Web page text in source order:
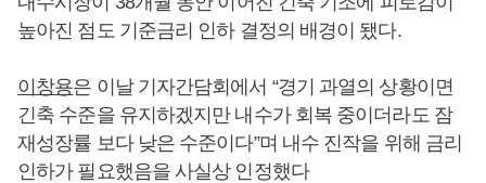
높아진 점도 기준금리 인하 결정의 배경이 됐다.
이창용은 이날 기자간담회에서 “경기 과열의 상황이면
긴축 수준을 유지하겠지만 내수가 회복 중이더라도 잠
재성장률 보다 낮은 수준이다”며 내수 진작을 위해 금리
인하가 필요했음을 사실상 인정했다